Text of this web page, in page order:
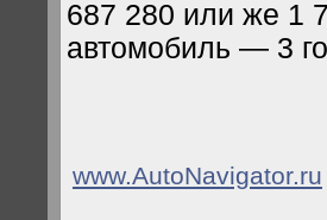
687 280 или же 1
автомобиль — 3
www.AutoNavigator.ru